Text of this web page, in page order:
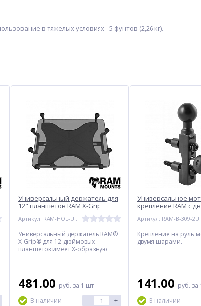
кабель 12
эхолота
руб.
в тяжелых условиях - 5 фунтов (2,26 кг).
Универсальный держатель для
12" планшетов RAM X-Grip
Артикул: RAM-HOL-UN11U
Универсальный держатель RAM®
X-Grip® для 12-дюймовых
планшетов имеет X-образную
устройство, даже если оно
находится в футляре.
481.00 руб. за 1 шт
В наличии
- +
Универсальное
крепление RAM с
Артикул: RAM-B-309-2U
Крепление на руль
двумя шарами.
141.00 руб. за
В наличии